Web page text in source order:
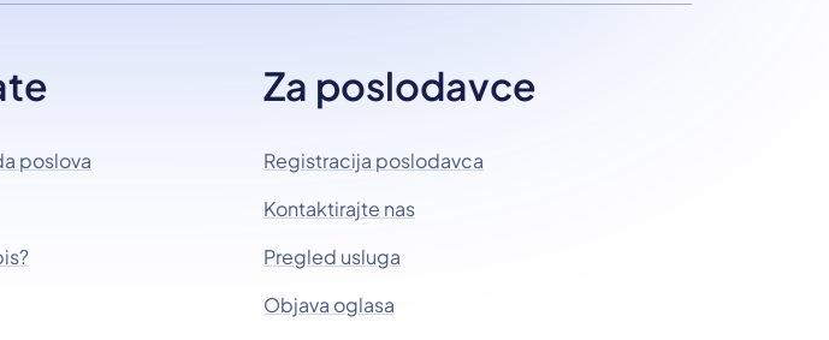
poslova
Za poslodavce
Registracija poslodavca
Kontaktirajte nas
Pregled usluga
Objava oglasa